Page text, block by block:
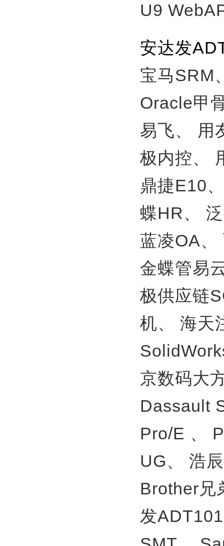
U9
安达发
宝马SRM
Oracle甲
易飞、
用
极内控、
鼎捷E10、
蝶HR、
蓝凌OA、
金蝶管易
极供应链
机、
海天
京数码大
Dassault
Pro/E 、
UG、
浩
Brother兄
发